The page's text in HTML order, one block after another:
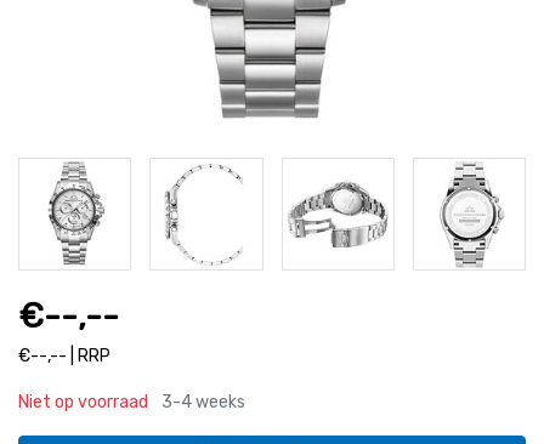
€--,--
€--,-- | RRP
Niet op voorraad 3-4 weeks